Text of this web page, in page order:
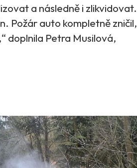
a následně i zlikvidovat.
Požár auto kompletně zničil,
doplnila Petra Musilová,